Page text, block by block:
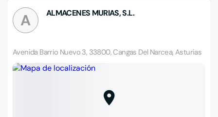
A ALMACENES MURIAS, S.L.
Avenida Barrio Nuevo 3, 33800, Cangas Del Narcea, Asturias